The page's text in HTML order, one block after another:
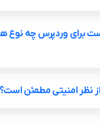
برای وردپرس چه نوع
نظر امنیتی مطمئن است؟